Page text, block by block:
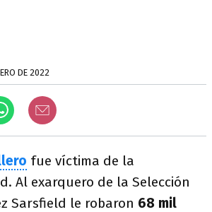
DE 2022
fue víctima de la
Al exarquero de la Selección
Sarsfield le robaron 68 mil